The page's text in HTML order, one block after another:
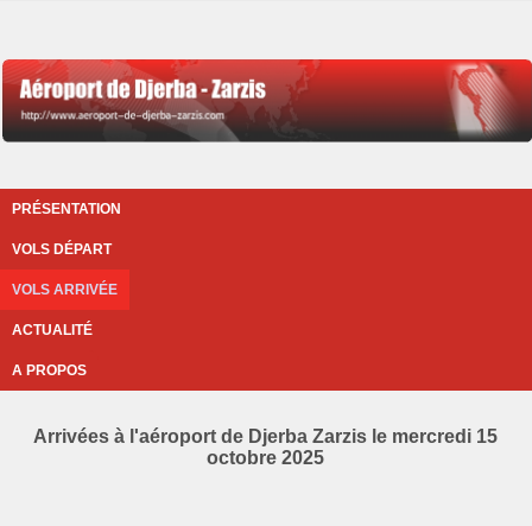
PRÉSENTATION
VOLS DÉPART
VOLS ARRIVÉE
ACTUALITÉ
A PROPOS
Arrivées à l'aéroport de Djerba Zarzis le mercredi 15
octobre 2025